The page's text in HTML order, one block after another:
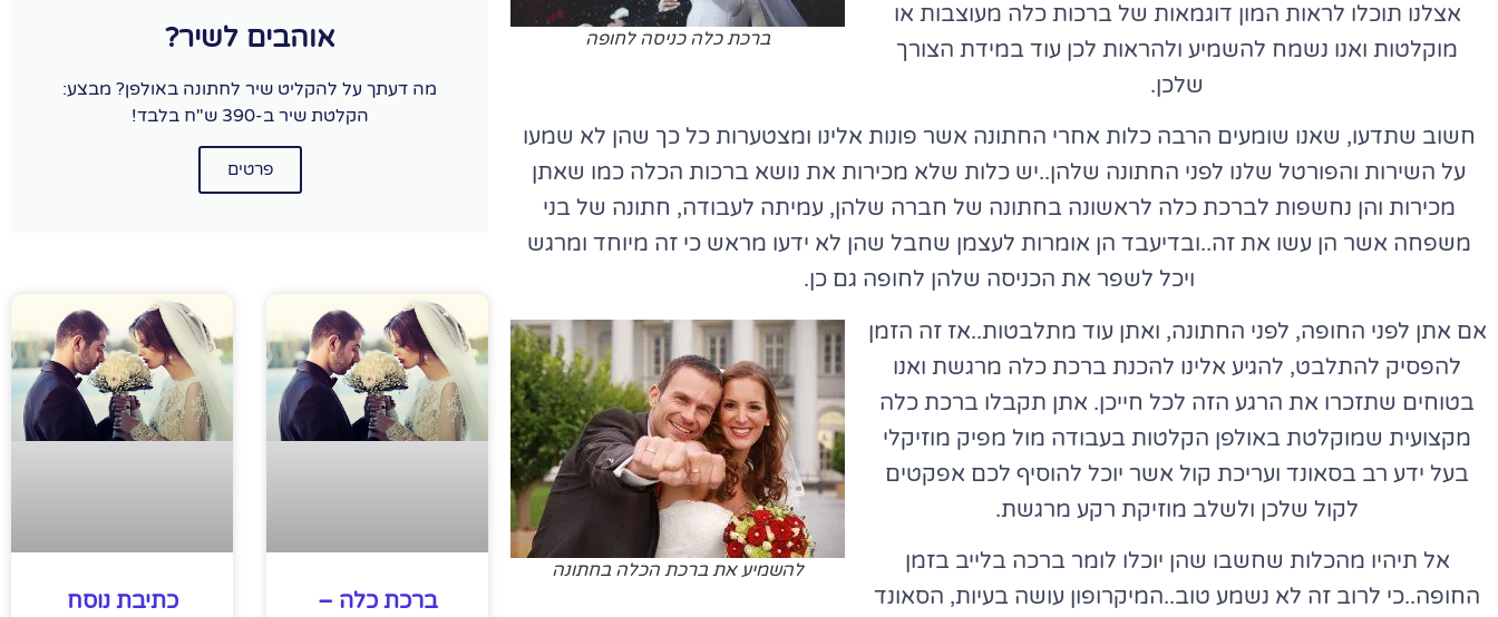
ברכת כלה כניסה לחופה
אצלנו תוכלו לראות המון דוגמאות של ברכות כלה מעוצבות או
מוקלטות ואנו נשמח להשמיע ולהראות לכן עוד במידת הצורך
שלכן.
חשוב שתדעו, שאנו שומעים הרבה כלות אחרי החתונה אשר פונות אלינו ומצטערות כל כך שהן לא שמעו
על השירות והפורטל שלנו לפני החתונה שלהן..יש כלות שלא מכירות את נושא ברכות הכלה כמו שאתן
מכירות והן נחשפות לברכת כלה לראשונה בחתונה של חברה שלהן, עמיתה לעבודה, חתונה של בני
משפחה אשר הן עשו את זה..ובדיעבד הן אומרות לעצמן שחבל שהן לא ידעו מראש כי זה מיוחד ומרגש
ויכל לשפר את הכניסה שלהן לחופה גם כן.
להשמיע את ברכת הכלה בחתונה
אם אתן לפני החופה, לפני החתונה, ואתן עוד מתלבטות..אז זה הזמן
להפסיק להתלבט, להגיע אלינו להכנת ברכת כלה מרגשת ואנו
בטוחים שתזכרו את הרגע הזה לכל חייכן. אתן תקבלו ברכת כלה
מקצועית שמוקלטת באולפן הקלטות בעבודה מול מפיק מוזיקלי
בעל ידע רב בסאונד ועריכת קול אשר יוכל להוסיף לכם אפקטים
לקול שלכן ולשלב מוזיקת רקע מרגשת.
אל תיהיו מהכלות שחשבו שהן יוכלו לומר ברכה בלייב בזמן
החופה..כי לרוב זה לא נשמע טוב..המיקרופון עושה בעיות, הסאונד
אוהבים לשיר?
מה דעתך על להקליט שיר לחתונה באולפן? מבצע:
הקלטת שיר ב-390 ש"ח בלבד!
פרטים
ברכת כלה –
כתיבת נוסח